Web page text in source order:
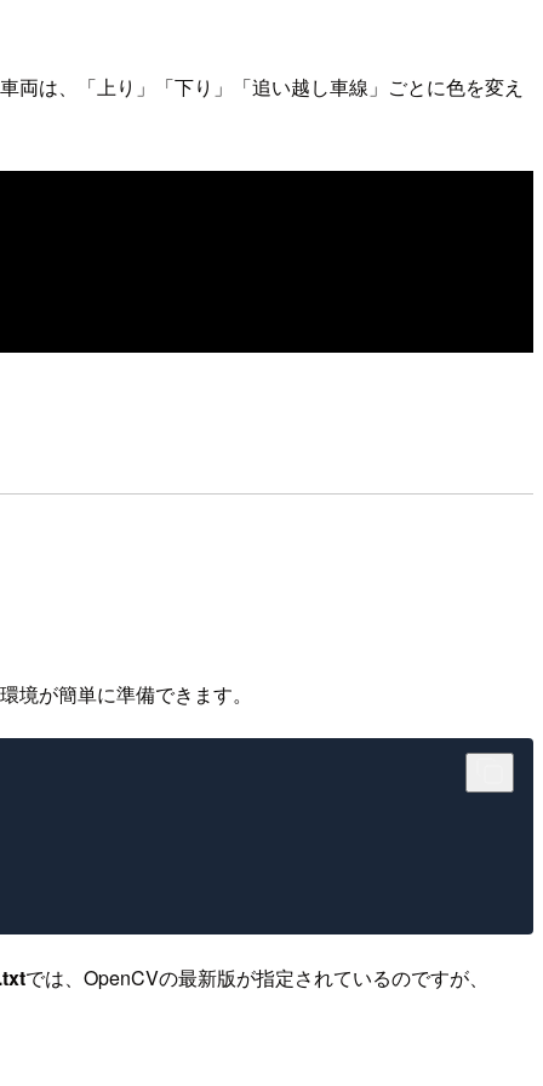
は、「上り」「下り」「追い越し車線」ごとに色を変え
境が簡単に準備できます。
では、OpenCVの最新版が指定されているのですが、